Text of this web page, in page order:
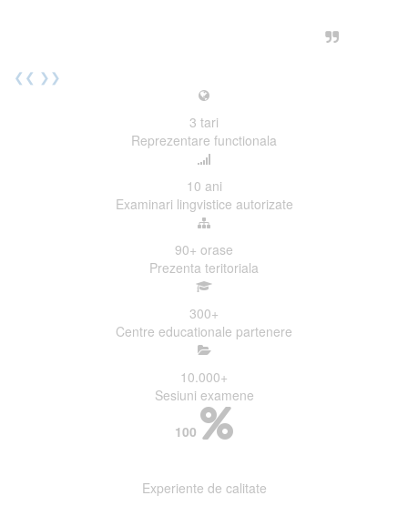
❮❮ ❯❯
3 tari
Reprezentare functionala
10 ani
Examinari lingvistice autorizate
90+ orase
Prezenta teritoriala
300+
Centre educationale partenere
10.000+
Sesiuni examene
100
Experiente de calitate